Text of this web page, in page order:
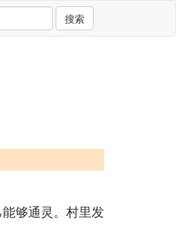
搜索
够通灵。村里发